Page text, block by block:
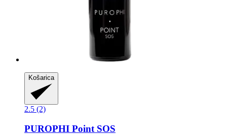
Košarica
2.5 (2)
PUROPHI Point SOS